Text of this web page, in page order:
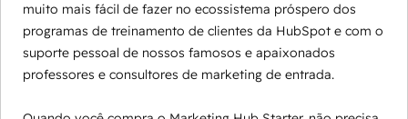
muito mais fácil de fazer no ecossistema próspero dos
programas de treinamento de clientes da HubSpot e com o
suporte pessoal de nossos famosos e apaixonados
professores e consultores de marketing de entrada.